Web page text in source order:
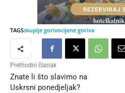
TAGSskuplje gorivocijene goriva
Prethodni članak
Znate li što slavimo na
Uskrsni ponedjeljak?